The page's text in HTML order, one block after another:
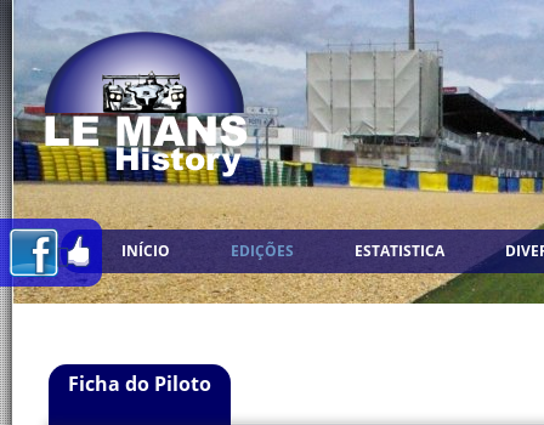
INÍCIO EDIÇÕES ESTATISTICA
Ficha do Piloto